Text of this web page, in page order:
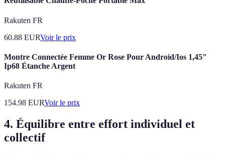
Rakuten FR
60.88 EURVoir le prix
Montre Connectée Femme Or Rose Pour Android/Ios 1,45"
Ip68 Étanche Argent
Rakuten FR
154.98 EURVoir le prix
4. Équilibre entre effort individuel et
collectif